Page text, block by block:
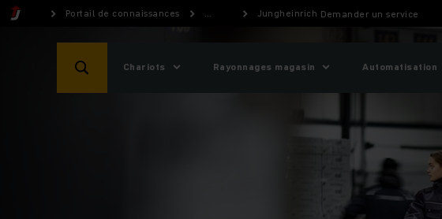
Portail de connaissances ... Jungheinrich présente Full Flex Rental
Demander un service
Chariots Rayonnages magasin Automatisation